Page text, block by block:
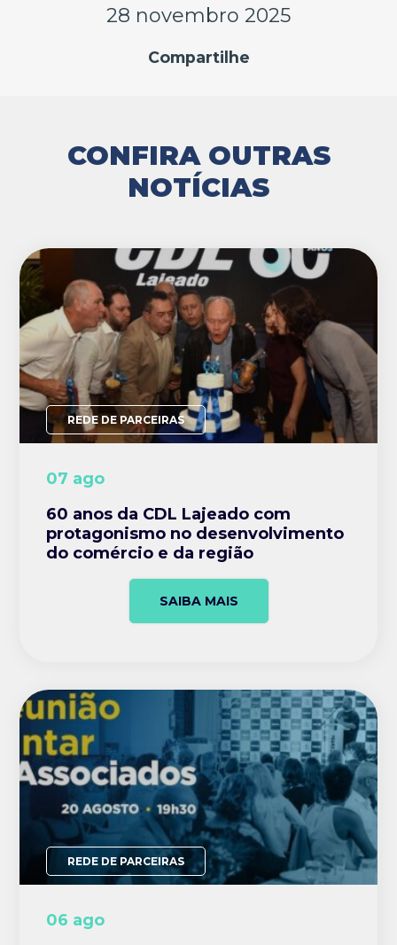
28 novembro 2025
Compartilhe
CONFIRA OUTRAS
NOTÍCIAS
REDE DE PARCEIRAS
07 ago
60 anos da CDL Lajeado com
protagonismo no desenvolvimento
do comércio e da região
SAIBA MAIS
REDE DE PARCEIRAS
06 ago